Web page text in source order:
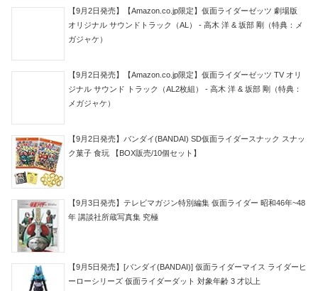
【9月2日発売】【Amazon.co.jp限定】仮面ライダーゼッツ 劇場版
オリジナル サウンドトラック（AL） - 高木 洋 & 坂部 剛（特典：メ
ガジャケ）
【9月2日発売】【Amazon.co.jp限定】仮面ライダーゼッツ TV オリ
ジナル サウンド トラック（AL2枚組） - 高木 洋 & 坂部 剛（特典：
メガジャケ）
【9月2日発売】バンダイ(BANDAI) SD仮面ライダースナック スナッ
ク菓子 食玩 【BOX販売/10個セット】
【9月3日発売】テレビマガジン特別編集 仮面ライダー 昭和46年~48
年 講談社所蔵写真集 究極
【9月5日発売】[バンダイ(BANDAI)] 仮面ライダーマイス ライダーヒ
ーローシリーズ 仮面ライダーダット 対象年齢 3 才以上